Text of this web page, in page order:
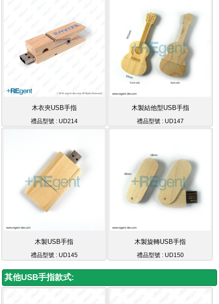
木衣夾USB手指
禮品型號 : UD214
木製結他型USB手指
禮品型號 : UD147
木製USB手指
禮品型號 : UD145
木製旋轉USB手指
禮品型號 : UD150
其他USB手指款式: